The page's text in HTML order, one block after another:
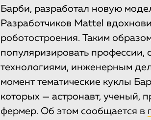
Барби, разработал новую
Разработчиков Mattel
роботостроения. Таким
популяризировать профессии,
технологиями, инженерным
момент тематические куклы
которых — астронавт, ученый,
фермер. Об этом сообщается в